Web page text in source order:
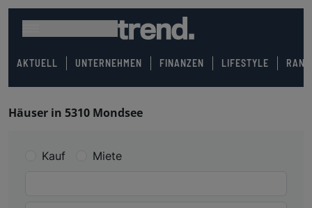
AKTUELL UNTERNEHMEN FINANZEN LIFESTYLE
Häuser in 5310 Mondsee
Kauf Miete